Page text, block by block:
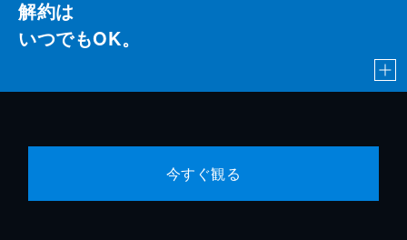
解約は
いつでもOK。
今すぐ観る